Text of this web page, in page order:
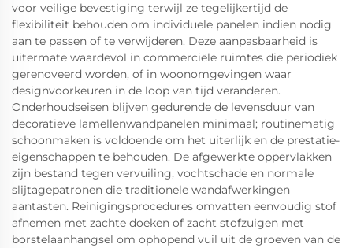
voor veilige bevestiging terwijl ze tegelijkertijd de
flexibiliteit behouden om individuele panelen indien nodig
aan te passen of te verwijderen. Deze aanpasbaarheid is
uitermate waardevol in commerciële ruimtes die periodiek
gerenoveerd worden, of in woonomgevingen waar
designvoorkeuren in de loop van tijd veranderen.
Onderhoudseisen blijven gedurende de levensduur van
decoratieve lamellenwandpanelen minimaal; routinematig
schoonmaken is voldoende om het uiterlijk en de prestatie-
eigenschappen te behouden. De afgewerkte oppervlakken
zijn bestand tegen vervuiling, vochtschade en normale
slijtagepatronen die traditionele wandafwerkingen
aantasten. Reinigingsprocedures omvatten eenvoudig stof
afnemen met zachte doeken of zacht stofzuigen met
borstelaanhangsel om ophopend vuil uit de groeven van de